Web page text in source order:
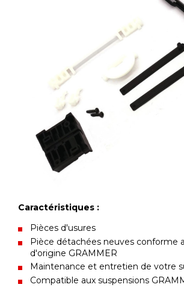
Caractéristiques :
Pièces d'usures
Pièce détachées neuves conforme
d'origine GRAMMER
Maintenance et entretien de votre
Compatible aux suspensions